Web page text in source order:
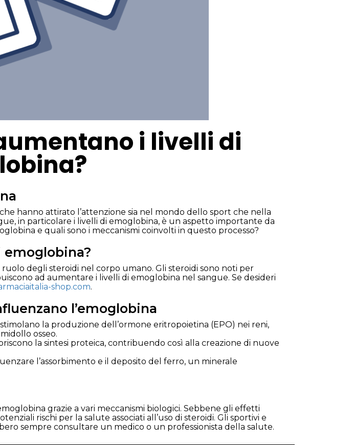
i livelli di
hanno attirato l’attenzione sia nel mondo dello sport che nella
in particolare i livelli di emoglobina, è un aspetto importante da
e quali sono i meccanismi coinvolti in questo processo?
degli steroidi nel corpo umano. Gli steroidi sono noti per
ad aumentare i livelli di emoglobina nel sangue. Se desideri
shop.com.
l’emoglobina
la produzione dell’ormone eritropoietina (EPO) nei reni,
osseo.
la sintesi proteica, contribuendo così alla creazione di nuove
l’assorbimento e il deposito del ferro, un minerale
grazie a vari meccanismi biologici. Sebbene gli effetti
rischi per la salute associati all’uso di steroidi. Gli sportivi e
sempre consultare un medico o un professionista della salute.